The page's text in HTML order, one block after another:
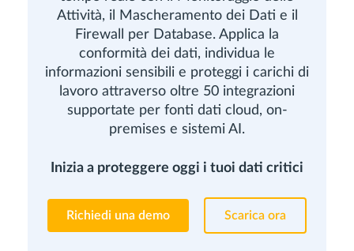
Attività, il Mascheramento dei Dati e il
Firewall per Database. Applica la
conformità dei dati, individua le
informazioni sensibili e proteggi i carichi di
lavoro attraverso oltre 50 integrazioni
supportate per fonti dati cloud, on-
premises e sistemi AI.
Inizia a proteggere oggi i tuoi dati critici
Richiedi una demo Scarica ora